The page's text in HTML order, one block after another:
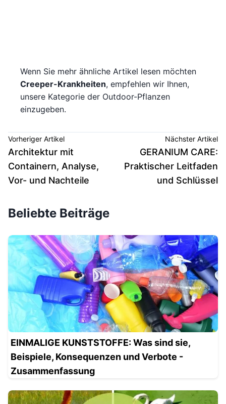
Wenn Sie mehr ähnliche Artikel lesen möchten
Creeper-Krankheiten, empfehlen wir Ihnen,
unsere Kategorie der Outdoor-Pflanzen
einzugeben.
Vorheriger Artikel
Architektur mit
Containern, Analyse,
Vor- und Nachteile
Nächster Artikel
GERANIUM CARE:
Praktischer Leitfaden
und Schlüssel
Beliebte Beiträge
EINMALIGE KUNSTSTOFFE: Was sind sie,
Beispiele, Konsequenzen und Verbote -
Zusammenfassung